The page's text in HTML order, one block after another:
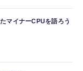
マイナーCPUを語ろう